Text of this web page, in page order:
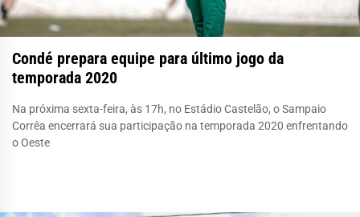
Condé prepara equipe para último jogo da
temporada 2020
Na próxima sexta-feira, às 17h, no Estádio Castelão, o Sampaio
Corrêa encerrará sua participação na temporada 2020 enfrentando
o Oeste